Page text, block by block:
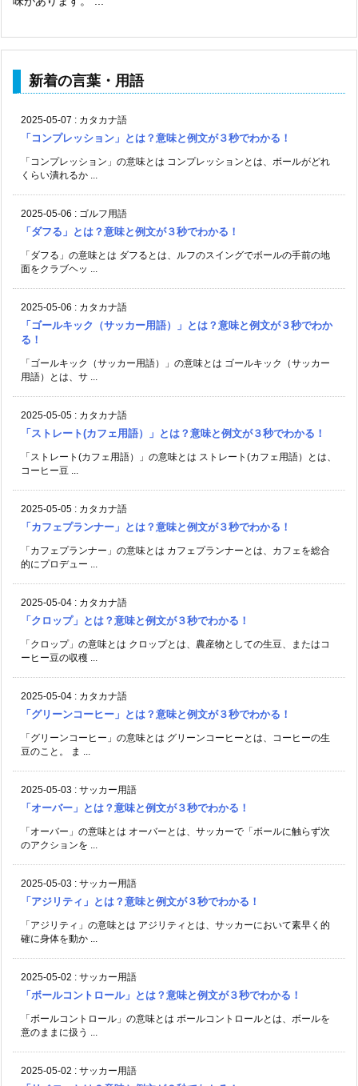
新着の言葉・用語
2025-05-07 : カタカナ語
「コンプレッション」とは？意味と例文が３秒でわかる！
「コンプレッション」の意味とは コンプレッションとは、ボールがどれ
くらい潰れるか ...
2025-05-06 : ゴルフ用語
「ダフる」とは？意味と例文が３秒でわかる！
「ダフる」の意味とは ダフるとは、ルフのスイングでボールの手前の地
面をクラブヘッ ...
2025-05-06 : カタカナ語
「ゴールキック（サッカー用語）」とは？意味と例文が３秒でわか
る！
「ゴールキック（サッカー用語）」の意味とは ゴールキック（サッカー
用語）とは、サ ...
2025-05-05 : カタカナ語
「ストレート(カフェ用語）」とは？意味と例文が３秒でわかる！
「ストレート(カフェ用語）」の意味とは ストレート(カフェ用語）とは、
コーヒー豆 ...
2025-05-05 : カタカナ語
「カフェプランナー」とは？意味と例文が３秒でわかる！
「カフェプランナー」の意味とは カフェプランナーとは、カフェを総合
的にプロデュー ...
2025-05-04 : カタカナ語
「クロップ」とは？意味と例文が３秒でわかる！
「クロップ」の意味とは クロップとは、農産物としての生豆、またはコ
ーヒー豆の収穫 ...
2025-05-04 : カタカナ語
「グリーンコーヒー」とは？意味と例文が３秒でわかる！
「グリーンコーヒー」の意味とは グリーンコーヒーとは、コーヒーの生
豆のこと。 ま ...
2025-05-03 : サッカー用語
「オーバー」とは？意味と例文が３秒でわかる！
「オーバー」の意味とは オーバーとは、サッカーで「ボールに触らず次
のアクションを ...
2025-05-03 : サッカー用語
「アジリティ」とは？意味と例文が３秒でわかる！
「アジリティ」の意味とは アジリティとは、サッカーにおいて素早く的
確に身体を動か ...
2025-05-02 : サッカー用語
「ボールコントロール」とは？意味と例文が３秒でわかる！
「ボールコントロール」の意味とは ボールコントロールとは、ボールを
意のままに扱う ...
2025-05-02 : サッカー用語